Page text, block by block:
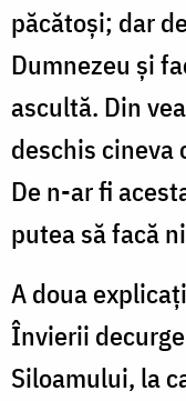
păcătoşi; dar
Dumnezeu şi
ascultă. Din
deschis cineva
De n-ar fi
putea să facă
A doua
Învierii
Siloamului, la